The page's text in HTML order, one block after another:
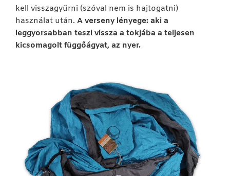
kell visszagyűrni (szóval nem is hajtogatni)
használat után. A verseny lényege: aki a
leggyorsabban teszi vissza a tokjába a teljesen
kicsomagolt függőágyat, az nyer.